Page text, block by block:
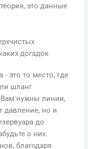
это данные
догадок
- это то место, где
шланг
Вам нужны линии,
давление, но и
до
о них.
благодаря